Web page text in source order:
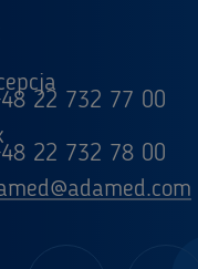
732 77 00
732 78 00